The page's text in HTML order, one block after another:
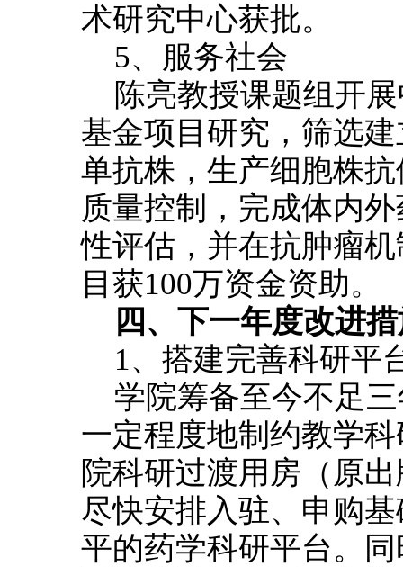
术研究中心获批。
5、服务社会
陈亮教授课题组开
基金项目研究，筛选
单抗株，生产细胞株
质量控制，完成体内
性评估，并在抗肿瘤
目获100万资金资助。
四、下一年度改进
1、搭建完善科研平
学院筹备至今不足
一定程度地制约教学
院科研过渡用房（原
尽快安排入驻、申购
平的药学科研平台。